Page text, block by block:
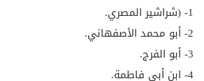
1- (شراشير المصري.
2- أبو محمد الأصفهاني.
3- أبو الفرج.
4- ابن أبي فاطمة.